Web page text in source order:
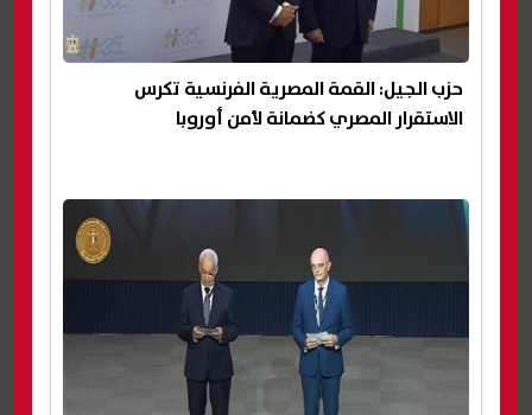
حزب الجيل: القمة المصرية الفرنسية تكرس
الاستقرار المصري كضمانة لأمن أوروبا